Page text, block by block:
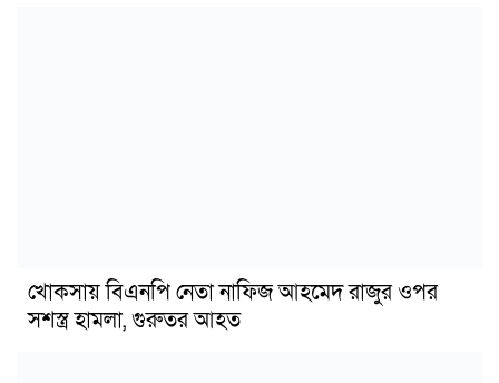
খোকসায় বিএনপি নেতা নাফিজ আহমেদ রাজুর ওপর
সশস্ত্র হামলা, গুরুতর আহত